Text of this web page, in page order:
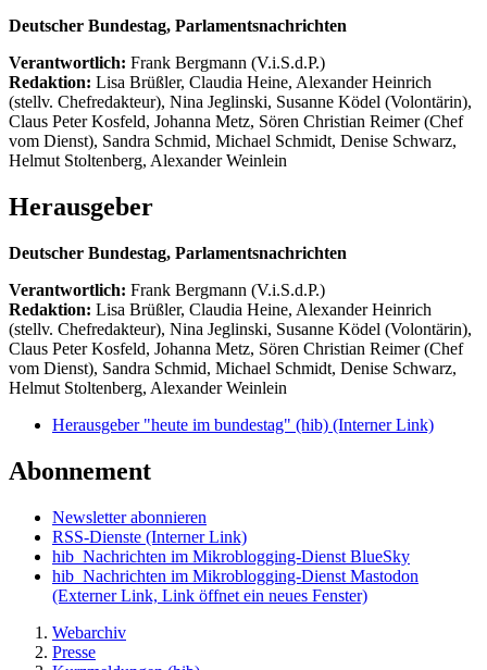
Deutscher Bundestag, Parlamentsnachrichten
Verantwortlich: Frank Bergmann (V.i.S.d.P.)
Redaktion: Lisa Brüßler, Claudia Heine, Alexander Heinrich
(stellv. Chefredakteur), Nina Jeglinski, Susanne Ködel (Volontärin),
Claus Peter Kosfeld, Johanna Metz, Sören Christian Reimer (Chef
vom Dienst), Sandra Schmid, Michael Schmidt, Denise Schwarz,
Helmut Stoltenberg, Alexander Weinlein
Herausgeber
Deutscher Bundestag, Parlamentsnachrichten
Verantwortlich: Frank Bergmann (V.i.S.d.P.)
Redaktion: Lisa Brüßler, Claudia Heine, Alexander Heinrich
(stellv. Chefredakteur), Nina Jeglinski, Susanne Ködel (Volontärin),
Claus Peter Kosfeld, Johanna Metz, Sören Christian Reimer (Chef
vom Dienst), Sandra Schmid, Michael Schmidt, Denise Schwarz,
Helmut Stoltenberg, Alexander Weinlein
Herausgeber "heute im bundestag" (hib) (Interner Link)
Abonnement
Newsletter abonnieren
RSS-Dienste (Interner Link)
hib_Nachrichten im Mikroblogging-Dienst BlueSky
hib_Nachrichten im Mikroblogging-Dienst Mastodon
(Externer Link, Link öffnet ein neues Fenster)
Webarchiv
Presse